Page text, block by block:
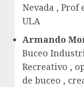
Nevada , Prof
ULA
Armando
Buceo
Recreativo ,
de buceo ,